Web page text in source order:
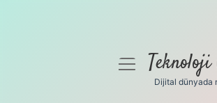
menüyü
Dijital dünyada